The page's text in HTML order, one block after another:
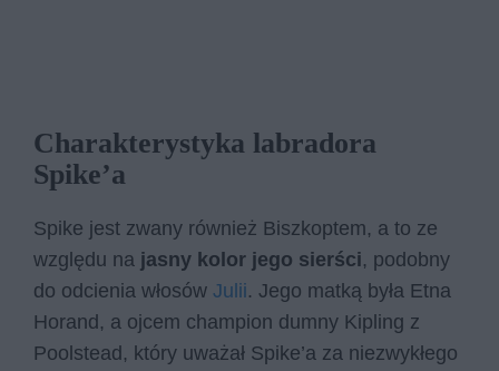
Charakterystyka labradora
Spike’a
Spike jest zwany również Biszkoptem, a to ze
względu na jasny kolor jego sierści, podobny
do odcienia włosów Julii. Jego matką była Etna
Horand, a ojcem champion dumny Kipling z
Poolstead, który uważał Spike’a za niezwykłego